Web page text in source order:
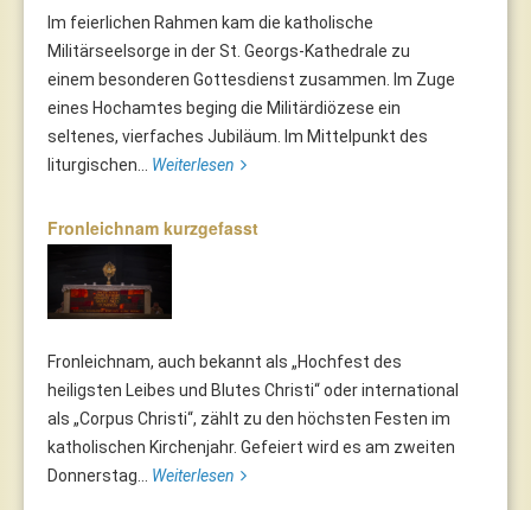
Im feierlichen Rahmen kam die katholische
Militärseelsorge in der St. Georgs-Kathedrale zu
einem besonderen Gottesdienst zusammen. Im Zuge
eines Hochamtes beging die Militärdiözese ein
seltenes, vierfaches Jubiläum. Im Mittelpunkt des
liturgischen... Weiterlesen
Fronleichnam kurzgefasst
Fronleichnam, auch bekannt als „Hochfest des
heiligsten Leibes und Blutes Christi“ oder international
als „Corpus Christi“, zählt zu den höchsten Festen im
katholischen Kirchenjahr. Gefeiert wird es am zweiten
Donnerstag... Weiterlesen